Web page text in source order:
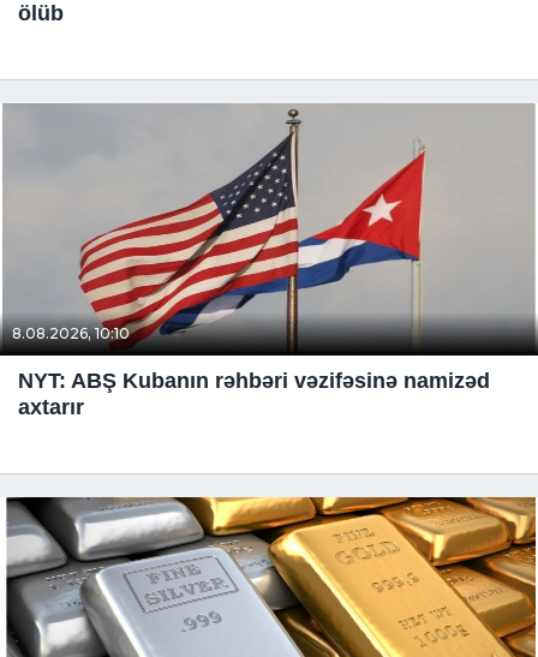
ölüb
8.08.2026, 10:10
NYT: ABŞ Kubanın rəhbəri vəzifəsinə namizəd
axtarır